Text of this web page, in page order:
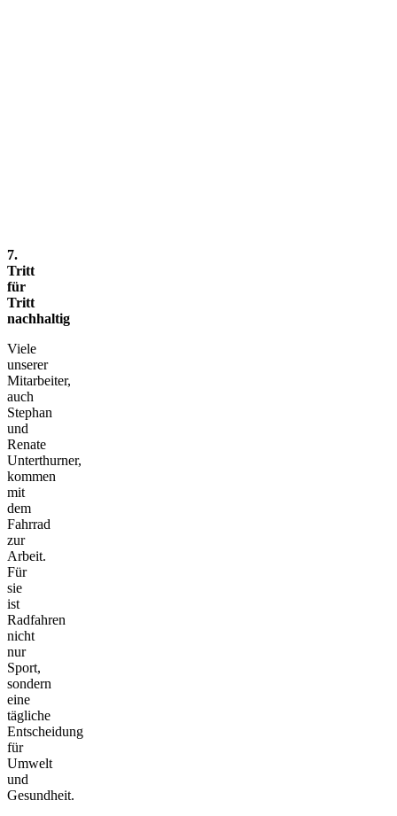
7.
Tritt
für
Tritt
nachhaltig
Viele
unserer
Mitarbeiter,
auch
Stephan
und
Renate
Unterthurner,
kommen
mit
dem
Fahrrad
zur
Arbeit.
Für
sie
ist
Radfahren
nicht
nur
Sport,
sondern
eine
tägliche
Entscheidung
für
Umwelt
und
Gesundheit.